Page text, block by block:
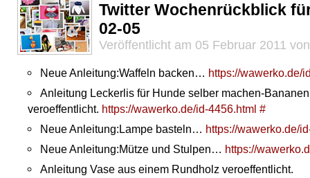
Twitter Wochenrückblick
02-05
Veröffentlicht am 05 Februar 2011
Neue Anleitung:Waffeln backen… https://wawerko.de/
Anleitung Leckerlis für Hunde selber machen-
veroeffentlicht. https://wawerko.de/id-4456.html #
Neue Anleitung:Lampe basteln… https://wawerko.de/
Neue Anleitung:Mütze und Stulpen… https://
Anleitung Vase aus einem Rundholz veroeffentlicht.